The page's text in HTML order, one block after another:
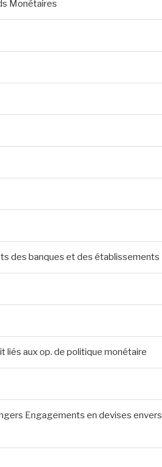
Monétaires
des banques et des établissements
aux op. de politique monétaire
Engagements en devises envers